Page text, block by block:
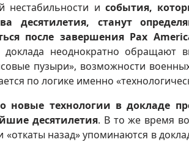
нестабильности и события,
десятилетия, станут
после завершения Pax
доклада неоднократно обращают
пузыри», возможности
по логике именно
новые технологии в докладе
десятилетия. В то же время
«откаты назад» упоминаются в